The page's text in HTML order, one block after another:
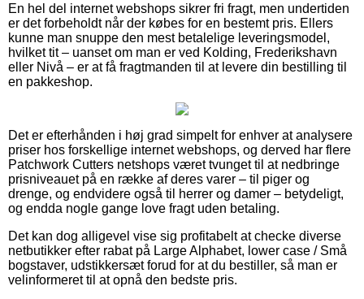
En hel del internet webshops sikrer fri fragt, men undertiden
er det forbeholdt når der købes for en bestemt pris. Ellers
kunne man snuppe den mest betalelige leveringsmodel,
hvilket tit – uanset om man er ved Kolding, Frederikshavn
eller Nivå – er at få fragtmanden til at levere din bestilling til
en pakkeshop.
Det er efterhånden i høj grad simpelt for enhver at analysere
priser hos forskellige internet webshops, og derved har flere
Patchwork Cutters netshops været tvunget til at nedbringe
prisniveauet på en række af deres varer – til piger og
drenge, og endvidere også til herrer og damer – betydeligt,
og endda nogle gange love fragt uden betaling.
Det kan dog alligevel vise sig profitabelt at checke diverse
netbutikker efter rabat på Large Alphabet, lower case / Små
bogstaver, udstikkersæt forud for at du bestiller, så man er
velinformeret til at opnå den bedste pris.